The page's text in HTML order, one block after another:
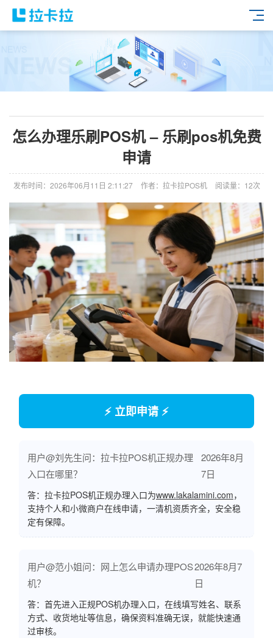
怎么办理乐刷POS机 – 乐刷pos机免费
申请
发布时间：2026年06月11日 2:11:27 作者：拉卡拉POS机 阅读量：12次
⚡ 立即申请 ⚡
用户@刘先生问：拉卡拉POS机正规办理
入口在哪里？
2026年8月
7日
答：拉卡拉POS机正规办理入口为www.lakalamini.com，
支持个人和小微商户在线申请，一清机资质齐全，安全稳
定有保障。
用户@范小姐问：网上怎么申请办理POS
机？
2026年8月7
日
答：首先进入正规POS机办理入口，在线填写姓名、联系
方式、收货地址等信息，确保资料准确无误，就能快速通
过审核。